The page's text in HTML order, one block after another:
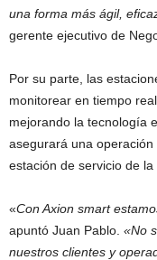
una forma más ágil,
gerente ejecutivo de
Por su parte, las
monitorear en tiempo
mejorando la tecnología
asegurará una
estación de servicio de la
«Con Axion smart
apuntó Juan Pablo. «No
nuestros clientes y